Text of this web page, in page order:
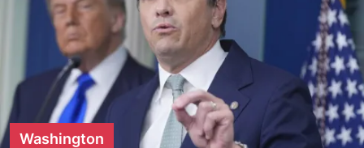
Washington